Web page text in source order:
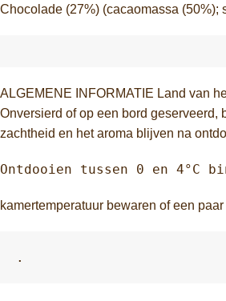
Chocolade (27%) (cacaomassa
ALGEMENE INFORMATIE Land van
Onversierd of op een bord
zachtheid en het aroma blijven na
Ontdooien tussen 0 en 4°C
kamertemperatuur bewaren of een
.